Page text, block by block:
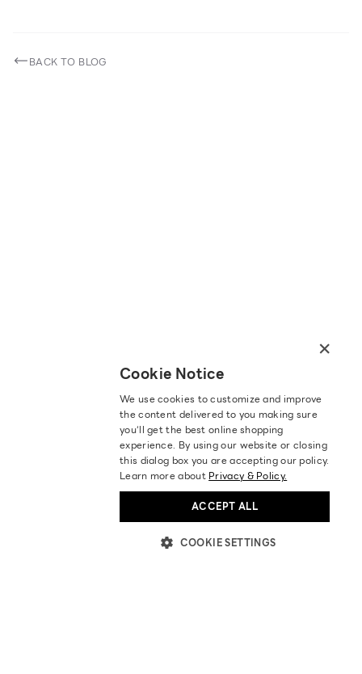
BACK TO BLOG
×
Cookie Notice
We use cookies to customize and improve
the content delivered to you making sure
you‘ll get the best online shopping
experience. By using our website or closing
this dialog box you are accepting our policy.
Learn more about Privacy & Policy.
ACCEPT ALL
COOKIE SETTINGS